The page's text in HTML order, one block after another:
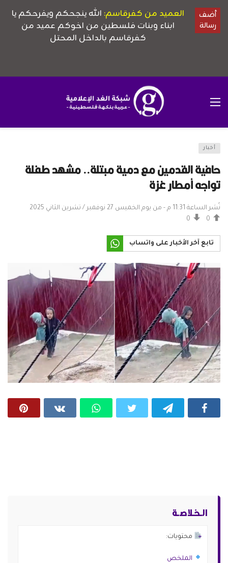
أخبار
حافية القدمين مع دمية مبتلة.. مشهد طفلة
تواجه أمطار غزة
نُشر الساعة 11:31 م - من يوم الخميس 27 نوفمبر / تشرين الثاني 2025
0
0
تابع آخر الأخبار على واتساب
الـخـلاصـة
محتويات:
الملخص